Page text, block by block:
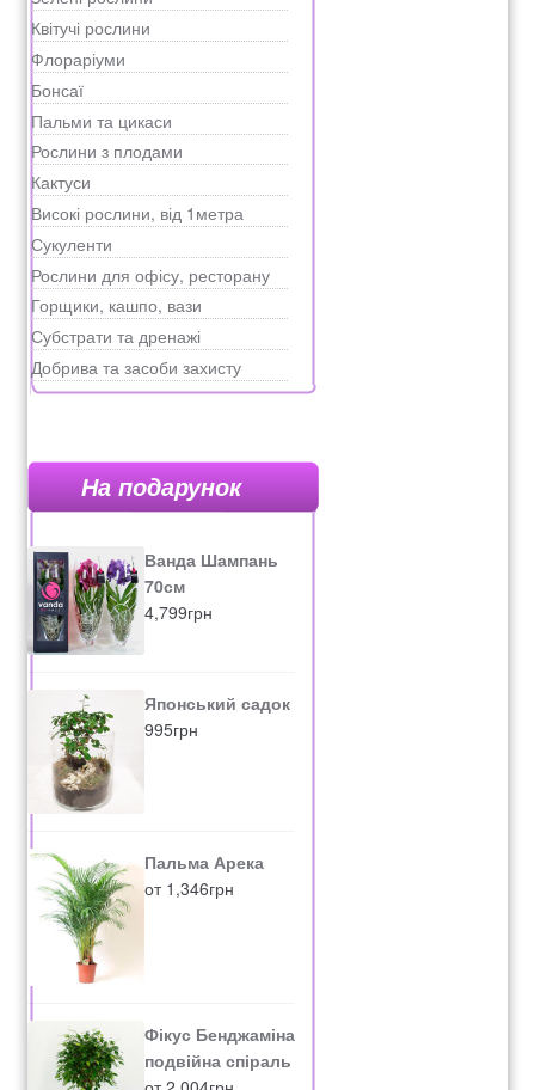
Квітучі рослини
Флораріуми
Бонсаї
Пальми та цикаси
Рослини з плодами
Кактуси
Високі рослини, від 1метра
Сукуленти
Рослини для офісу, ресторану
Горщики, кашпо, вази
Субстрати та дренажі
Добрива та засоби захисту
На подарунок
Ванда Шампань
70см
4,799грн
Японський садок
995грн
Пальма Арека
от 1,346грн
Фікус Бенджаміна
подвійна спіраль